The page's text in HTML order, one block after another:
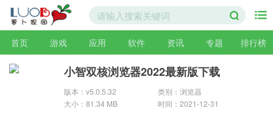
首页 游戏 应用 软件 资讯 专题 排行榜
小智双核浏览器2022最新版下载
版本：v5.0.5.32
类别：浏览器
大小：81.34 MB
时间：2021-12-31